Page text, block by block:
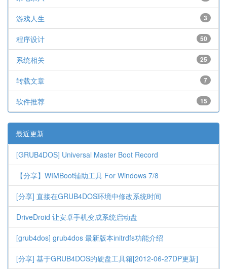
3
游戏人生
50
程序设计
25
系统相关
7
转载文章
15
软件推荐
最近更新
[GRUB4DOS] Universal Master Boot Record
【分享】WIMBoot辅助工具 For Windows 7/8
[分享] 直接在GRUB4DOS环境中修改系统时间
DriveDroid 让安卓手机变成系统启动盘
[grub4dos] grub4dos 最新版本initrdfs功能介绍
[分享] 基于GRUB4DOS的硬盘工具箱[2012-06-27DP更新]